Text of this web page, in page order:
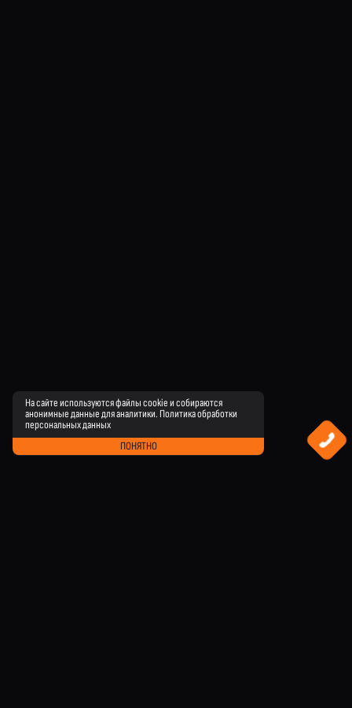
На сайте используются файлы cookie и собираются
анонимные данные для аналитики. Политика обработки
персональных данных
ПОНЯТНО